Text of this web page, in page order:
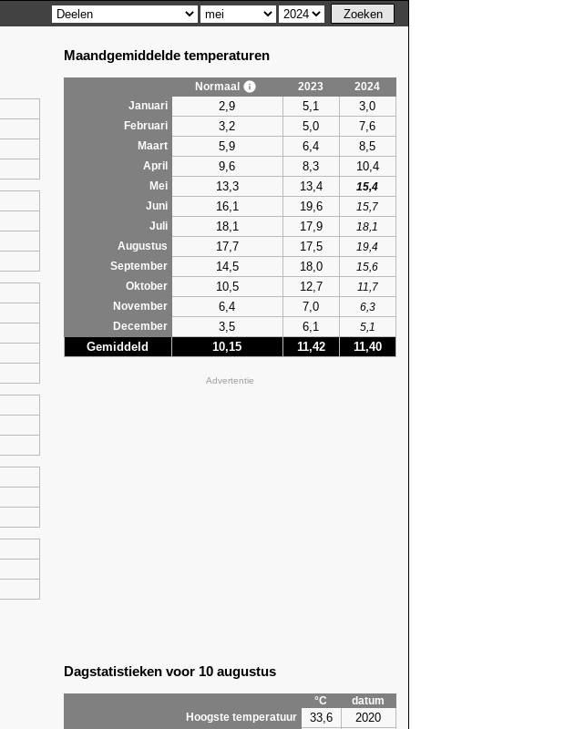
Maandgemiddelde temperaturen
Normaal 2023
2024
Januari
2,9 5,1 3,0
Februari 3,2 5,0 7,6
Maart 5,9 6,4 8,5
April 9,6 8,3 10,4
Mei 13,3 13,4
15,4
Juni
16,1 19,6
15,7
Juli
18,1 17,9
18,1
Augustus
17,7 17,5
19,4
September
14,5 18,0
15,6
Oktober
10,5 12,7
11,7
November
6,4 7,0
6,3
December
3,5 6,1 5,1
Gemiddeld 10,15 11,42 11,40
Advertentie
Dagstatistieken voor 10 augustus
°C
datum
Hoogste temperatuur
33,6 2020